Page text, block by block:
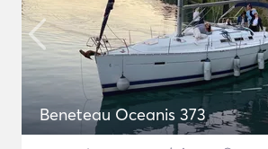
Beneteau Oceanis 373